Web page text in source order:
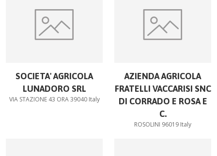
SOCIETA' AGRICOLA
LUNADORO SRL
VIA STAZIONE 43 ORA 39040 Italy
AZIENDA AGRICOLA
FRATELLI VACCARISI SNC
DI CORRADO E ROSA E
C.
ROSOLINI 96019 Italy